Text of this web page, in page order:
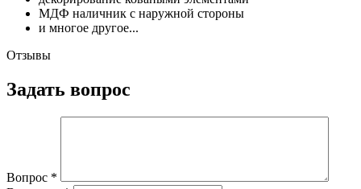
МДФ наличник с наружной стороны
и многое другое...
Отзывы
Задать вопрос
Вопрос *